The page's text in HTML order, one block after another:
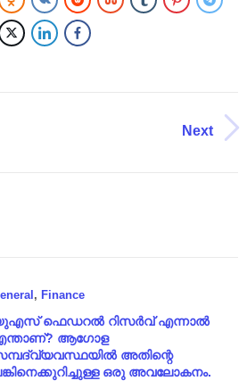
Next
, Finance
ഫെഡറൽ റിസർവ് എന്നാൽ
ആഗോള
അതിന്റെ
ഒരു അവലോകനം.